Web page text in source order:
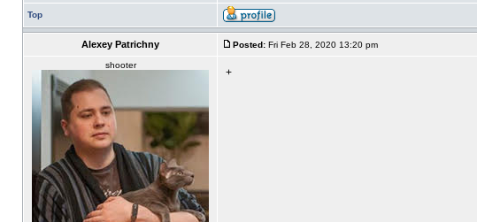
Top
Alexey Patrichny Posted: Fri Feb 28, 2020 13:20 pm
shooter
+